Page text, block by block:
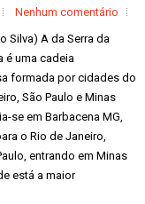
Nenhum comentário
Silva) A da Serra da
é uma cadeia
formada por cidades do
São Paulo e Minas
se em Barbacena MG,
o Rio de Janeiro,
entrando em Minas
está a maior